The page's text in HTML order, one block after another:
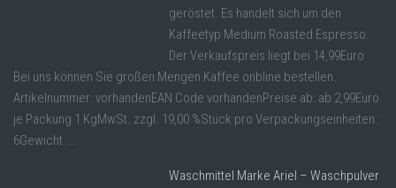
geröstet. Es handelt sich um den
Kaffeetyp Medium Roasted Espresso.
Der Verkaufspreis liegt bei 14,99Euro
Bei uns können Sie großen Mengen Kaffee onbline bestellen.
Artikelnummer: vorhandenEAN Code vorhandenPreise ab: ab 2,99Euro
je Packung 1 KgMwSt. zzgl. 19,00 %Stück pro Verpackungseinheiten:
6Gewicht ...
Waschmittel Marke Ariel – Waschpulver